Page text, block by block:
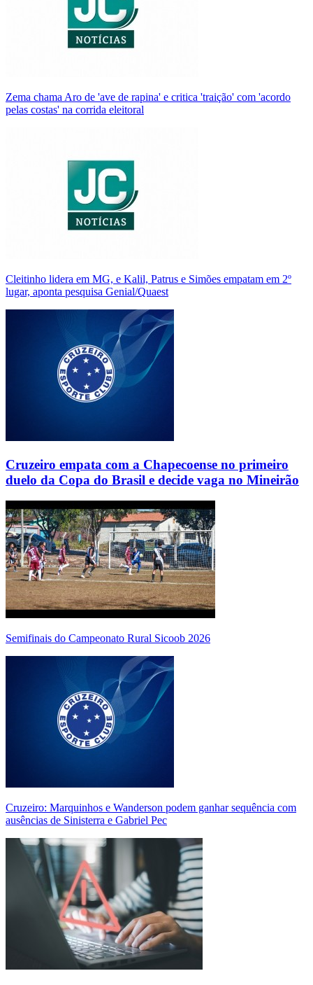
Zema chama Aro de 'ave de rapina' e critica 'traição' com 'acordo
pelas costas' na corrida eleitoral
Cleitinho lidera em MG, e Kalil, Patrus e Simões empatam em 2º
lugar, aponta pesquisa Genial/Quaest
Cruzeiro empata com a Chapecoense no primeiro
duelo da Copa do Brasil e decide vaga no Mineirão
Semifinais do Campeonato Rural Sicoob 2026
Cruzeiro: Marquinhos e Wanderson podem ganhar sequência com
ausências de Sinisterra e Gabriel Pec